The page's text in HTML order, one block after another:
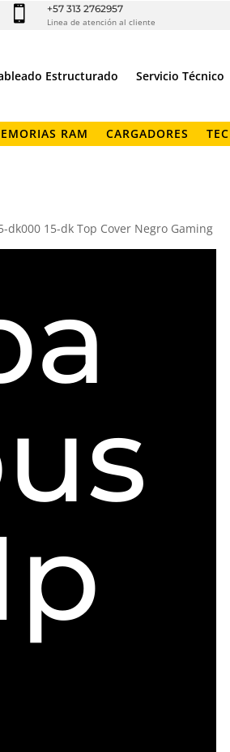
 +57 313 2762957
Linea de atención al cliente
Estructurado Servicio Técnico
RAM CARGADORES
dk000 15-dk Top Cover Negro Gaming